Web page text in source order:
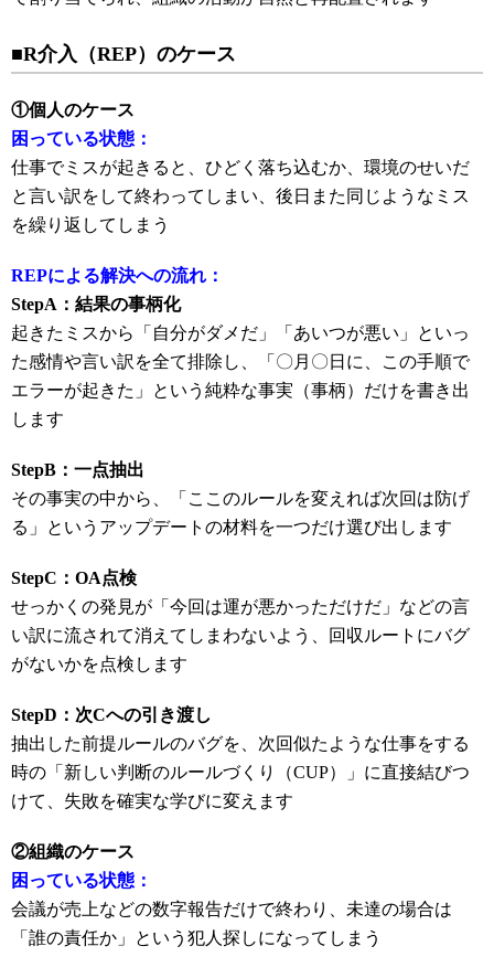
■R介入（REP）のケース
①個人のケース
困っている状態：
仕事でミスが起きると、ひどく落ち込むか、環境のせいだ
と言い訳をして終わってしまい、後日また同じようなミス
を繰り返してしまう
REPによる解決への流れ：
StepA：結果の事柄化
起きたミスから「自分がダメだ」「あいつが悪い」といっ
た感情や言い訳を全て排除し、「〇月〇日に、この手順で
エラーが起きた」という純粋な事実（事柄）だけを書き出
します
StepB：一点抽出
その事実の中から、「ここのルールを変えれば次回は防げ
る」というアップデートの材料を一つだけ選び出します
StepC：OA点検
せっかくの発見が「今回は運が悪かっただけだ」などの言
い訳に流されて消えてしまわないよう、回収ルートにバグ
がないかを点検します
StepD：次Cへの引き渡し
抽出した前提ルールのバグを、次回似たような仕事をする
時の「新しい判断のルールづくり（CUP）」に直接結びつ
けて、失敗を確実な学びに変えます
②組織のケース
困っている状態：
会議が売上などの数字報告だけで終わり、未達の場合は
「誰の責任か」という犯人探しになってしまう